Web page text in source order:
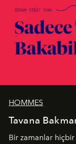
HOMMES
Tavana
Bir zamanlar